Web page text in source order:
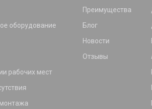
оборудование
рабочих мест
Преимущества
Блог
Новости
Отзывы